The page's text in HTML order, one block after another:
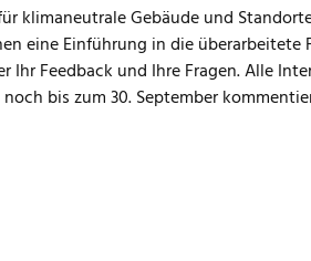
klimaneutrale Gebäude und
eine Einführung in die überarbeitete
Ihr Feedback und Ihre Fragen. Alle
bis zum 30. September